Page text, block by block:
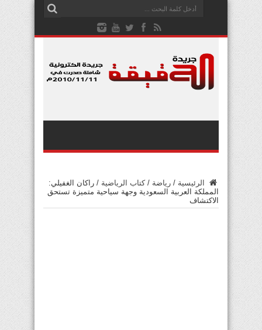
الرئيسية / رياضة / كتاب الرياضية / راكان الغفيلي:
المملكة العربية السعودية وجهة سياحية متميزة تستحق
الاكتشاف